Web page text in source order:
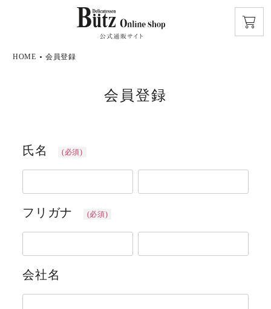
HOME 会員登録
会員登録
氏名 (必須)
フリガナ (必須)
会社名